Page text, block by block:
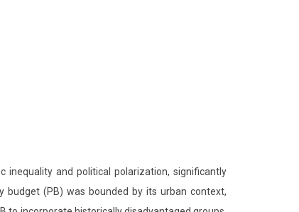
and political polarization, significantly
budget (PB) was bounded by its urban context,